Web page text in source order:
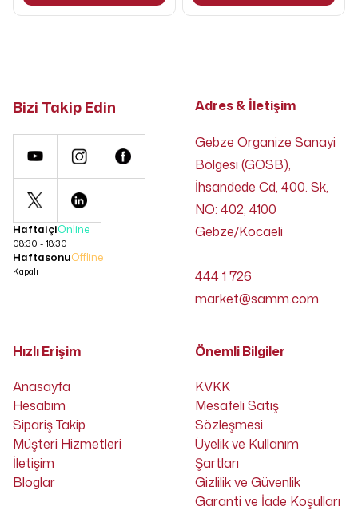
Bizi Takip Edin
HaftaiçiOnline
08:30 - 18:30
HaftasonuOffline
Kapalı
Adres & İletişim
Gebze Organize Sanayi
Bölgesi (GOSB),
İhsandede Cd, 400. Sk,
NO: 402, 4100
Gebze/Kocaeli
444 1 726
market@samm.com
Hızlı Erişim
Anasayfa
Hesabım
Sipariş Takip
Müşteri Hizmetleri
İletişim
Bloglar
Önemli Bilgiler
KVKK
Mesafeli Satış
Sözleşmesi
Üyelik ve Kullanım
Şartları
Gizlilik ve Güvenlik
Garanti ve İade Koşulları